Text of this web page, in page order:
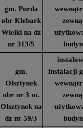
gm. Purda
obr Klebark
Wielki na dz
nr 313/5
gm.
Olsztynek
obr nr 3 m.
Olsztynek na
dz nr 59/3
instalacji